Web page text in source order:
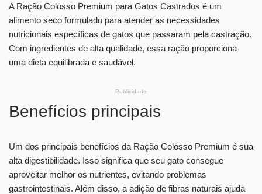
A Ração Colosso Premium para Gatos Castrados é um
alimento seco formulado para atender as necessidades
nutricionais específicas de gatos que passaram pela castração.
Com ingredientes de alta qualidade, essa ração proporciona
uma dieta equilibrada e saudável.
Publicidade
Benefícios principais
Um dos principais benefícios da Ração Colosso Premium é sua
alta digestibilidade. Isso significa que seu gato consegue
aproveitar melhor os nutrientes, evitando problemas
gastrointestinais. Além disso, a adição de fibras naturais ajuda